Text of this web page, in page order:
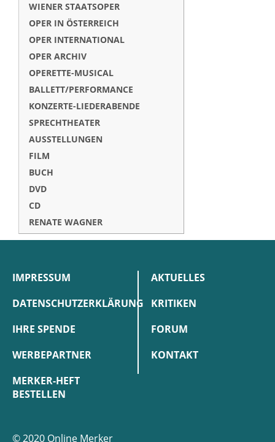
WIENER STAATSOPER
OPER IN ÖSTERREICH
OPER INTERNATIONAL
OPER ARCHIV
OPERETTE-MUSICAL
BALLETT/PERFORMANCE
KONZERTE-LIEDERABENDE
SPRECHTHEATER
AUSSTELLUNGEN
FILM
BUCH
DVD
CD
RENATE WAGNER
IMPRESSUM
DATENSCHUTZERKLÄRUNG
IHRE SPENDE
WERBEPARTNER
MERKER-HEFT
BESTELLEN
AKTUELLES
KRITIKEN
FORUM
KONTAKT
© 2020 Online Merker